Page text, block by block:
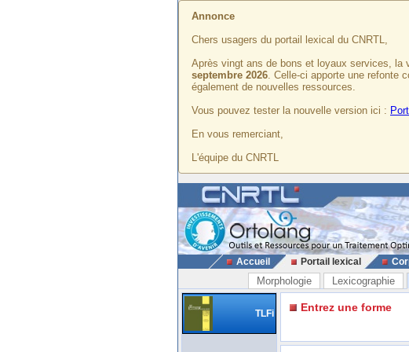
Annonce
Chers usagers du portail lexical du CNRTL,
Après vingt ans de bons et loyaux services, la
septembre 2026. Celle-ci apporte une refonte
également de nouvelles ressources.
Vous pouvez tester la nouvelle version ici :
En vous remerciant,
L'équipe du CNRTL
Accueil Portail lexical
Morphologie Lexicographie
TLFi Entrez une forme